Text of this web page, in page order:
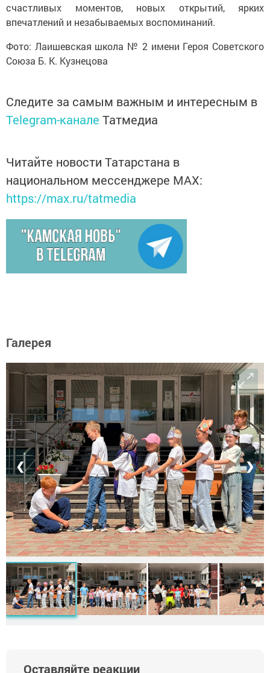
счастливых моментов, новых открытий, ярких
впечатлений и незабываемых воспоминаний.
Фото: Лаишевская школа № 2 имени Героя Советского
Союза Б. К. Кузнецова
Следите за самым важным и интересным в
Telegram-канале Татмедиа
Читайте новости Татарстана в
национальном мессенджере MАХ:
https://max.ru/tatmedia
Галерея
❮ ❯
Оставляйте реакции